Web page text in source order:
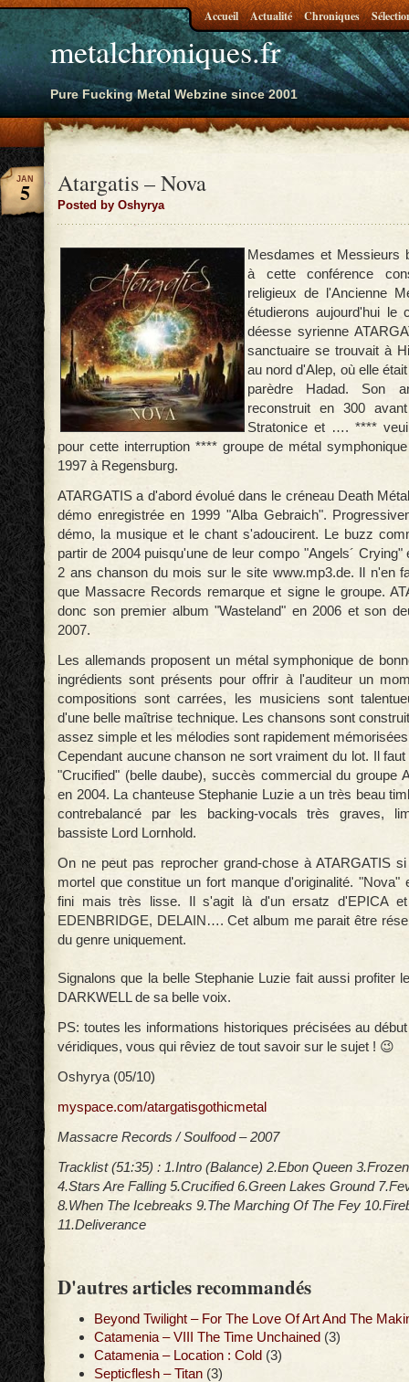
metalchroniques.fr
Pure Fucking Metal Webzine since 2001
Accueil Actualité Chroniques
Atargatis – Nova
Posted by Oshyrya
JAN
5
Mesdames et Messieurs
à cette conférence
religieux de l'Ancienne
étudierons aujourd'hui le
déesse syrienne
sanctuaire se trouvait à
au nord d'Alep, où elle
parèdre Hadad. Son
reconstruit en 300
Stratonice et …. ****
pour cette interruption **** groupe de métal
1997 à Regensburg.
ATARGATIS a d'abord évolué dans le créneau Death
démo enregistrée en 1999 "Alba Gebraich".
démo, la musique et le chant s'adoucirent. Le buzz
partir de 2004 puisqu'une de leur compo "Angels´ Crying"
2 ans chanson du mois sur le site www.mp3.de. Il n'en
que Massacre Records remarque et signe le groupe.
donc son premier album "Wasteland" en 2006 et son
2007.
Les allemands proposent un métal symphonique de
ingrédients sont présents pour offrir à l'auditeur un
compositions sont carrées, les musiciens sont
d'une belle maîtrise technique. Les chansons sont
assez simple et les mélodies sont rapidement
Cependant aucune chanson ne sort vraiment du lot. Il
"Crucified" (belle daube), succès commercial du groupe
en 2004. La chanteuse Stephanie Luzie a un très beau
contrebalancé par les backing-vocals très graves,
bassiste Lord Lornhold.
On ne peut pas reprocher grand-chose à ATARGATIS
mortel que constitue un fort manque d'originalité. "Nova"
fini mais très lisse. Il s'agit là d'un ersatz d'EPICA et
EDENBRIDGE, DELAIN…. Cet album me parait être
du genre uniquement.
Signalons que la belle Stephanie Luzie fait aussi profiter
DARKWELL de sa belle voix.
PS: toutes les informations historiques précisées au
véridiques, vous qui rêviez de tout savoir sur le sujet ! 😉
Oshyrya (05/10)
myspace.com/atargatisgothicmetal
Massacre Records / Soulfood – 2007
Tracklist (51:35) : 1.Intro (Balance) 2.Ebon Queen
4.Stars Are Falling 5.Crucified 6.Green Lakes Ground
8.When The Icebreaks 9.The Marching Of The Fey
11.Deliverance
D'autres articles recommandés
Beyond Twilight – For The Love Of Art And The
Catamenia – VIII The Time Unchained (3)
Catamenia – Location : Cold (3)
Septicflesh – Titan (3)